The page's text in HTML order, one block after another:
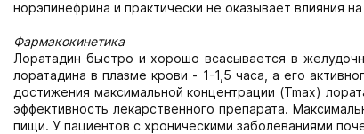
норэпинефрина и практически не оказывает влияния
Фармакокинетика
Лоратадин быстро и хорошо всасывается в
лоратадина в плазме крови - 1-1,5 часа, а его
до­стижения максимальной концентрации (Tmax)
эффективность лекарственного препарата.
пищи. У пациентов с хроническими заболеваниями